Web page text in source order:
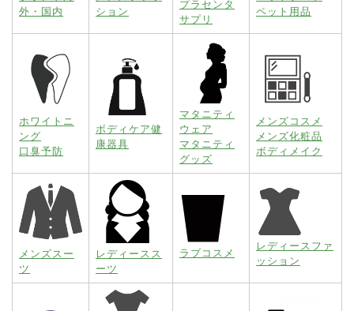
外・国内
ション
プラセンタ
サプリ
ペット用品
ホワイトニ
ング
口臭予防
ボディケア健
康器具
マタニティ
ウェア
マタニティ
グッズ
メンズコスメ
メンズ化粧品
ボディメイク
メンズスー
ツ
レディースス
ーツ
ラブコスメ
レディースファ
ッション